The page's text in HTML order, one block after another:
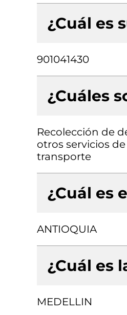
¿Cuál es
901041430
¿Cuáles
Recolección de
otros servicios
transporte
¿Cuál es
ANTIOQUIA
¿Cuál es
MEDELLIN